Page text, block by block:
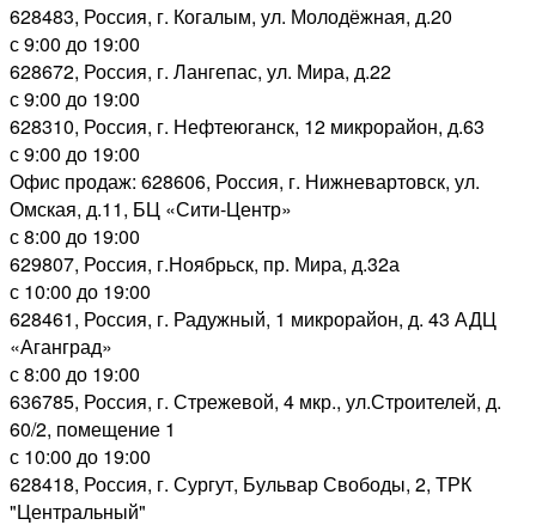
Все новости
628483, Россия, г. Когалым, ул. Молодёжная, д.20
с 9:00 до 19:00
628672, Россия, г. Лангепас, ул. Мира, д.22
с 9:00 до 19:00
628310, Россия, г. Нефтеюганск, 12 микрорайон, д.63
с 9:00 до 19:00
Офис продаж: 628606, Россия, г. Нижневартовск, ул.
Омская, д.11, БЦ «Сити-Центр»
с 8:00 до 19:00
629807, Россия, г.Ноябрьск, пр. Мира, д.32а
с 10:00 до 19:00
628461, Россия, г. Радужный, 1 микрорайон, д. 43 АДЦ
«Аганград»
с 8:00 до 19:00
636785, Россия, г. Стрежевой, 4 мкр., ул.Строителей, д.
60/2, помещение 1
с 10:00 до 19:00
628418, Россия, г. Сургут, Бульвар Свободы, 2, ТРК
"Центральный"